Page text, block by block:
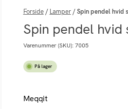
Forside/ Lamper/Spin pendel hvid
Spin pendel hvid
Varenummer (SKU): 7005
På lager
Meqqit